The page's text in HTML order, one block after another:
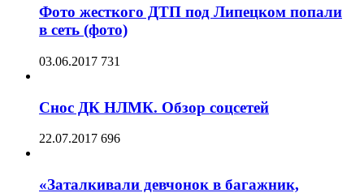
Фото жесткого ДТП под Липецком попали
в сеть (фото)
03.06.2017 731
Снос ДК НЛМК. Обзор соцсетей
22.07.2017 696
«Заталкивали девчонок в багажник,